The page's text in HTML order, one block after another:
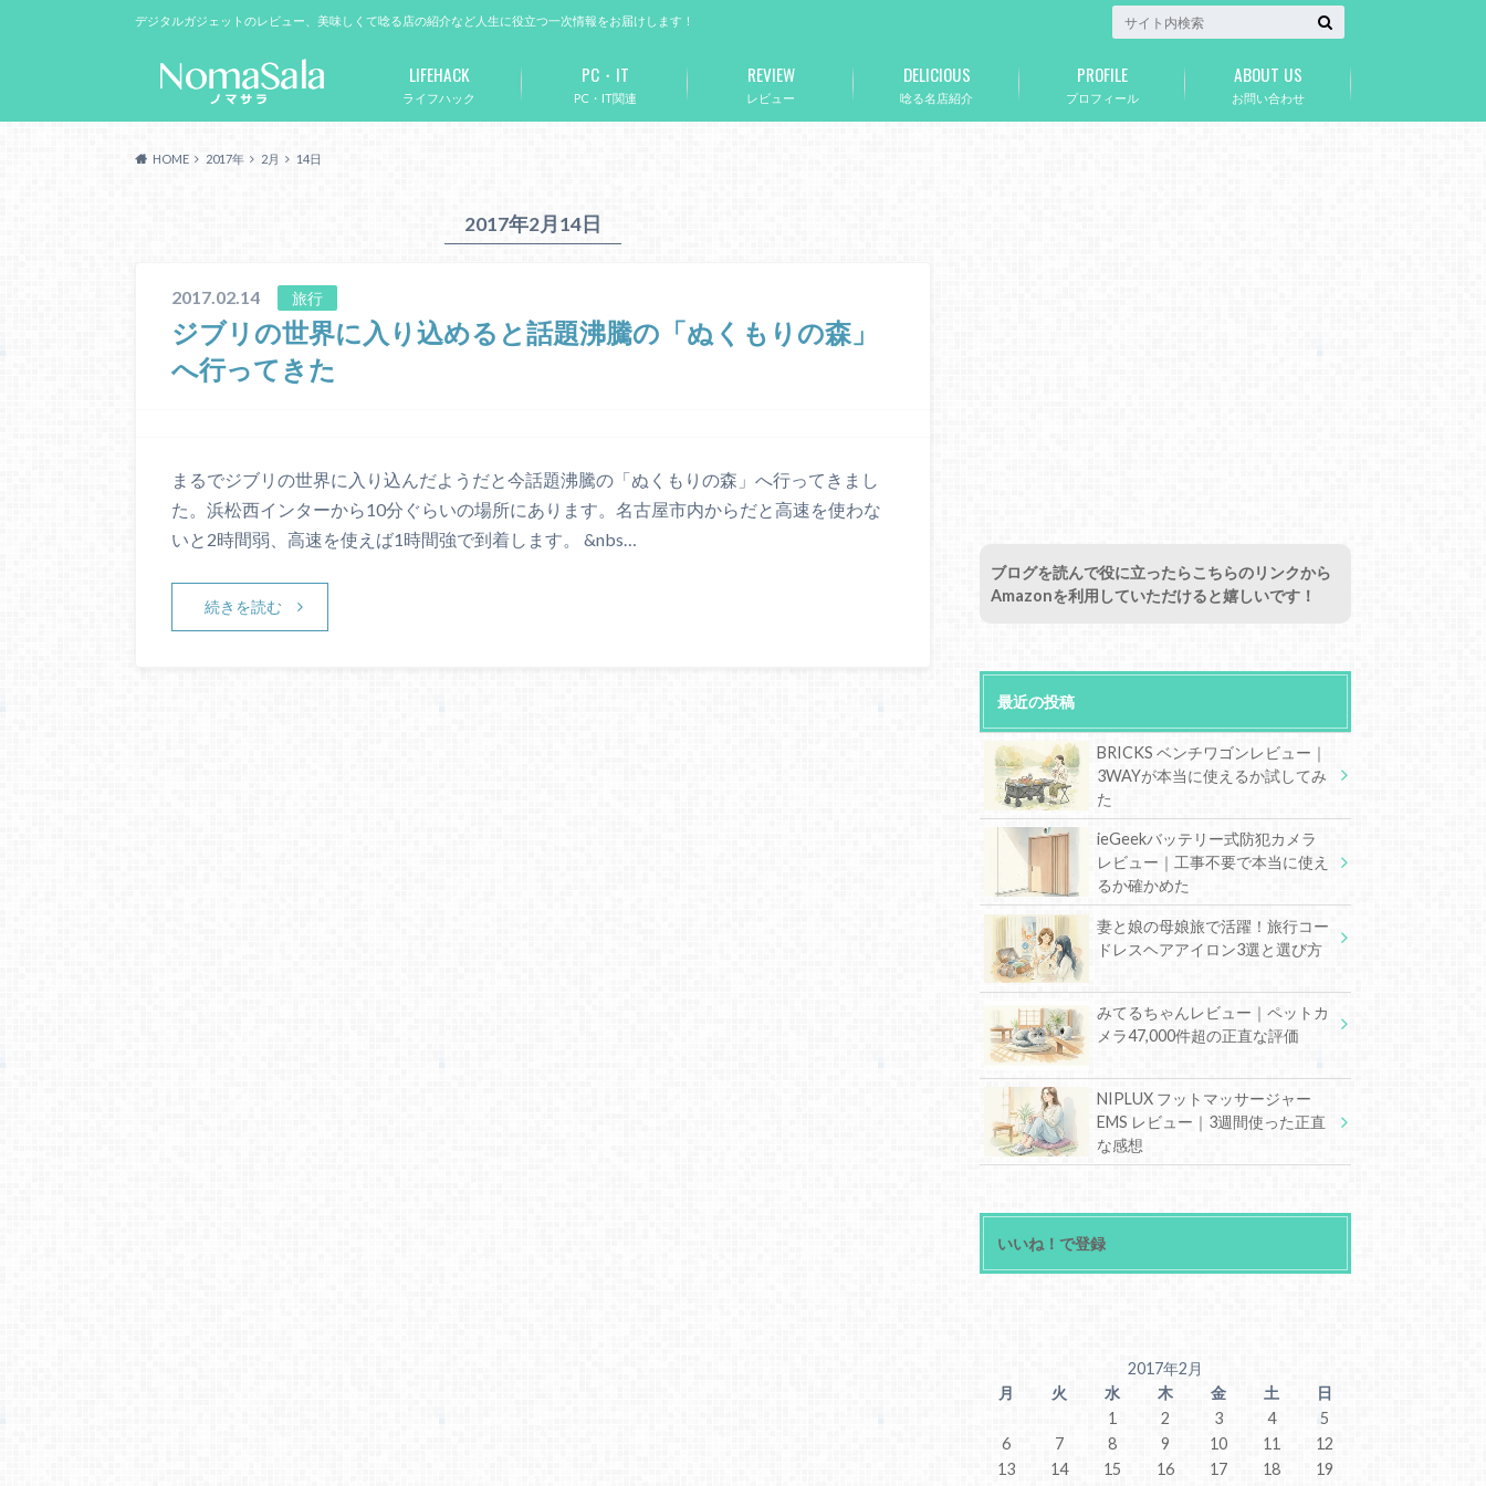
デジタルガジェットのレビュー、美味しくて唸る店の紹介など人生に役立つ一次情報をお届けします！
ライフハック
LIFEHACK
PC・IT関連
PC・IT
レビュー
REVIEW
唸る名店紹介
DELICIOUS
プロフィール
PROFILE
お問い合わせ
ABOUT US
HOME 2017年 2月 14日
2017年2月14日
2017.02.14 旅行
ジブリの世界に入り込めると話題沸騰の「ぬくもりの森」
へ行ってきた
まるでジブリの世界に入り込んだようだと今話題沸騰の「ぬくもりの森」へ行ってきまし
た。浜松西インターから10分ぐらいの場所にあります。名古屋市内からだと高速を使わな
いと2時間弱、高速を使えば1時間強で到着します。 &nbs…
続きを読む
ブログを読んで役に立ったらこちらのリンクから
Amazonを利用していただけると嬉しいです！
最近の投稿
BRICKS ベンチワゴンレビュー｜
3WAYが本当に使えるか試してみ
た
ieGeekバッテリー式防犯カメラ
レビュー｜工事不要で本当に使え
るか確かめた
妻と娘の母娘旅で活躍！旅行コー
ドレスヘアアイロン3選と選び方
みてるちゃんレビュー｜ペットカ
メラ47,000件超の正直な評価
NIPLUX フットマッサージャー
EMS レビュー｜3週間使った正直
な感想
いいね！で登録
2017年2月
月
火 水 木 金 土
日
1
2 3 4
5
6
7 8 9 10 11
12
13
14 15 16 17 18
19